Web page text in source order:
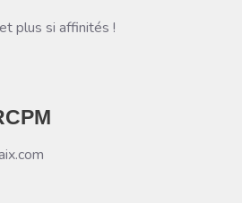
plus si affinités !